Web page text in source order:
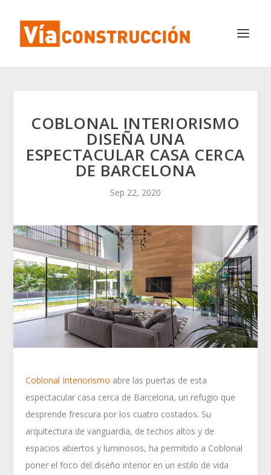
COBLONAL INTERIORISMO
DISEÑA UNA
ESPECTACULAR CASA CERCA
DE BARCELONA
Sep 22, 2020
Coblonal Interiorismo abre las puertas de esta
espectacular casa cerca de Barcelona, un refugio que
desprende frescura por los cuatro costados. Su
arquitectura de vanguardia, de techos altos y de
espacios abiertos y luminosos, ha permitido a Coblonal
poner el foco del diseño interior en un estilo de vida